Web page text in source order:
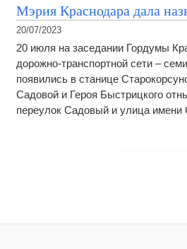
Мэрия Краснодара дала
20/07/2023
20 июля на заседании Гордумы
дорожно-транспортной сети –
появились в станице
Садовой и Героя Быстрицкого
переулок Садовый и улица имени